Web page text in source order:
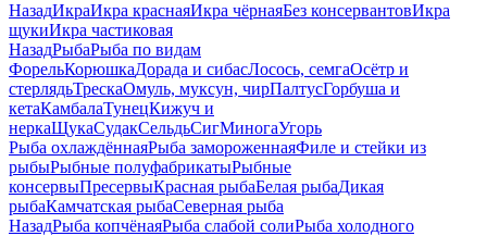
НазадИкраИкра краснаяИкра чёрнаяБез консервантовИкра
щукиИкра частиковая
НазадРыбаРыба по видам
ФорельКорюшкаДорада и сибасЛосось, семгаОсётр и
стерлядьТрескаОмуль, муксун, чирПалтусГорбуша и
кетаКамбалаТунецКижуч и
неркаЩукаСудакСельдьСигМиногаУгорь
Рыба охлаждённаяРыба замороженнаяФиле и стейки из
рыбыРыбные полуфабрикатыРыбные
консервыПресервыКрасная рыбаБелая рыбаДикая
рыбаКамчатская рыбаСеверная рыба
НазадРыба копчёнаяРыба слабой солиРыба холодного